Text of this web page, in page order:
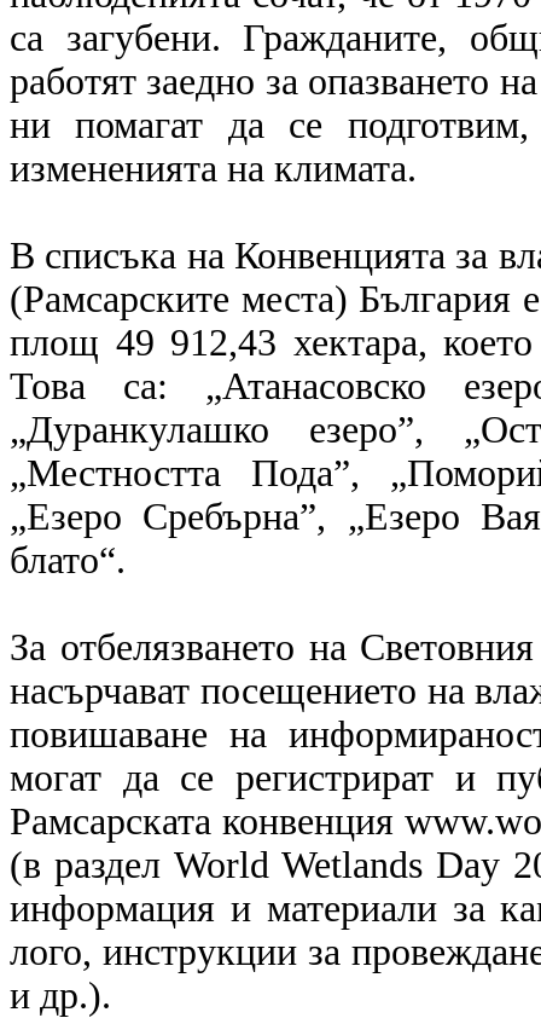
са загубени. Гражданите,
работят заедно за опазването
ни помагат да се
измененията на климата.
В списъка на Конвенцията за
(Рамсарските места) България
площ 49 912,43 хектара,
Това са: „Атанасовско
„Дуранкулашко езеро”,
„Местността Пода”,
„Езеро Сребърна”, „Езеро
блато“.
За отбелязването на
насърчават посещението на
повишаване на
могат да се регистрират и
Рамсарската конвенция
(в раздел World Wetlands Day
информация и материали за
лого, инструкции за
и др.).